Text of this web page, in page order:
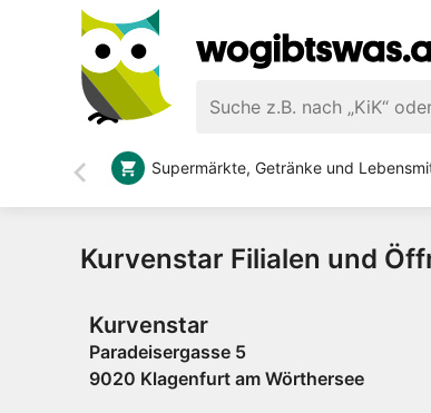
Zurück
Supermärkte, Getränke und
Kurvenstar Filialen und
Kurvenstar
Paradeisergasse 5
9020 Klagenfurt am Wörthersee